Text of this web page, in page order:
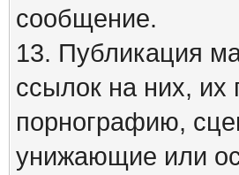
сообщение.
13. Публикация
ссылок на них,
порнографию,
унижающие или